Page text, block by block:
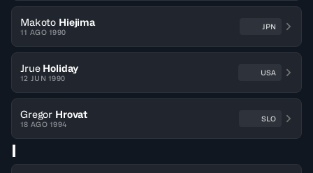
Makoto Hiejima
11 AGO 1990
JPN
Jrue Holiday
12 JUN 1990
USA
Gregor Hrovat
18 AGO 1994
SLO
I